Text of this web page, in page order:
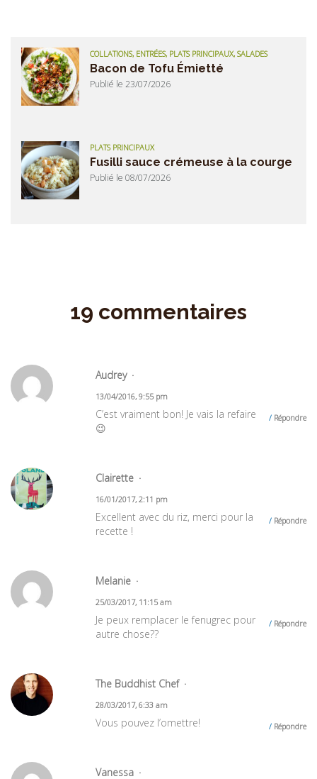
COLLATIONS, ENTRÉES, PLATS PRINCIPAUX, SALADES
Bacon de Tofu Émietté
Publié le 23/07/2026
PLATS PRINCIPAUX
Fusilli sauce crémeuse à la courge
Publié le 08/07/2026
19 commentaires
Audrey
13/04/2016, 9:55 pm
Répondre
C’est vraiment bon! Je vais la refaire
😉
Clairette
16/01/2017, 2:11 pm
Répondre
Excellent avec du riz, merci pour la
recette !
Melanie
25/03/2017, 11:15 am
Répondre
Je peux remplacer le fenugrec pour
autre chose??
The Buddhist Chef
28/03/2017, 6:33 am
Répondre
Vous pouvez l’omettre!
Vanessa